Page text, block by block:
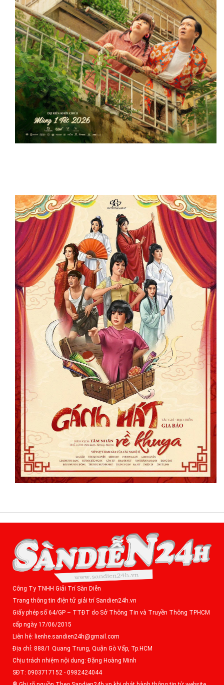
Công Ty TNHH Giải Trí Sàn Diễn
Trang thông tin điện tử giải trí Sandien24h.vn
Giấy phép số 64/GP – TTĐT do Sở Thông Tin và Truyền Thông TPHCM
cấp ngày 17/06/2015
Liên hệ: lienhe.sandien24h@gmail.com
Địa chỉ: 888/1 Quang Trung, Quận Gò Vấp, Tp.HCM
Chịu trách nhiệm nội dung: Đặng Hoàng Minh
SĐT: 0903717152 - 0982424044